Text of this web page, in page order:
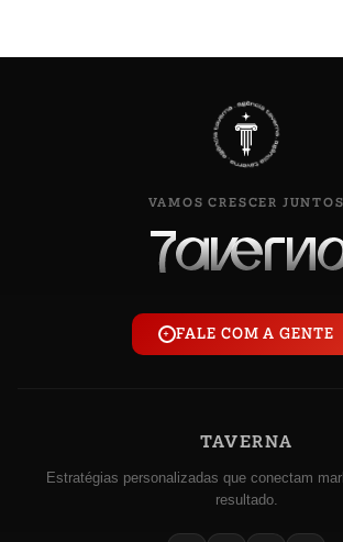
VAMOS CRESCER JUNTOS
+ FALE COM A GENTE
TAVERNA
Estratégias personalizadas que conectam
resultado.